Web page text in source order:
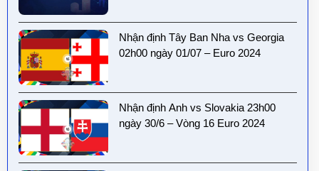
Nhận định Tây Ban Nha vs Georgia
02h00 ngày 01/07 – Euro 2024
Nhận định Anh vs Slovakia 23h00
ngày 30/6 – Vòng 16 Euro 2024